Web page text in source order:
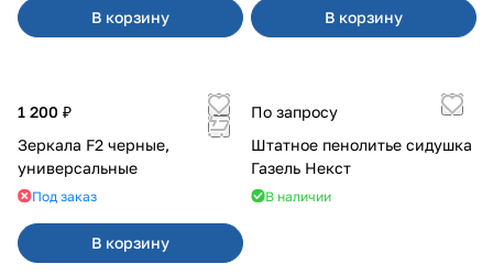
В корзину В корзину
1 200 ₽
Зеркала F2 черные,
универсальные
Под заказ
В корзину
По запросу
Штатное пенолитье сидушка
Газель Некст
В наличии